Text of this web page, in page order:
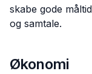
skabe gode
og samtale.
Økonomi